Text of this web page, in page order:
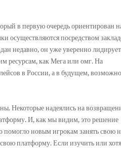
в первую очередь ориентирован
осуществляются посредством
недавно, он уже уверенно лидирует
ресурсам, как Мега или омг. На
в России, а в будущем,
Некоторые надеялись на
И, как мы видим, это решение
помогло новым игрокам занять свою
платформу. Если изучить или